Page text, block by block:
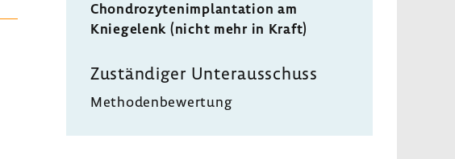
Chondrozytenimplantation am
Kniegelenk (nicht mehr in Kraft)
Zuständiger Unterausschuss
Methodenbewertung